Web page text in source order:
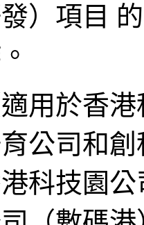
）項目
用於香
公司和
科技園